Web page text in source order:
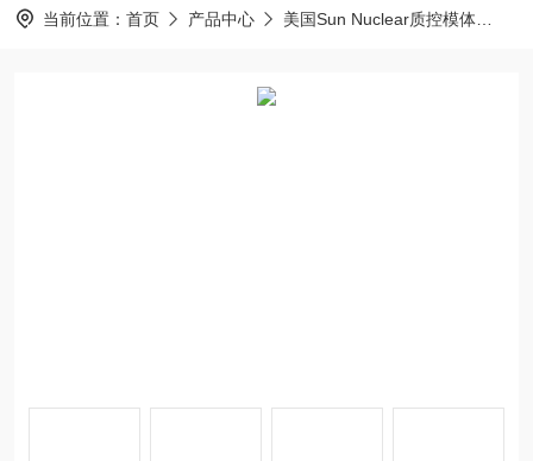
当前位置： 首页 产品中心 美国Sun Nuclear质控模体